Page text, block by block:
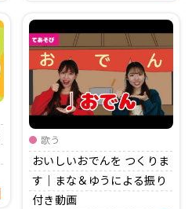
歌う
おいしいおでんを つくりま
す｜まな＆ゆうによる振り
付き動画